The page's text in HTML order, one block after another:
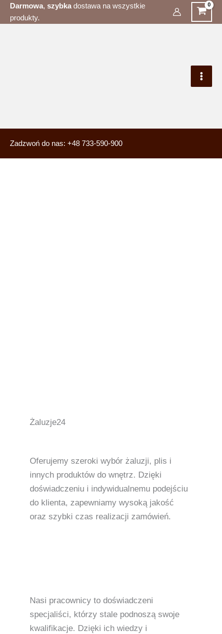
Przejdź
Darmowa, szybka dostawa na wszystkie
produkty.
Zadzwoń do nas: +48 733-590-900
Żaluzje24​
Oferujemy szeroki wybór żaluzji, plis i
innych produktów do wnętrz. Dzięki
doświadczeniu i indywidualnemu podejściu
do klienta, zapewniamy wysoką jakość
oraz szybki czas realizacji zamówień.
Nasi pracownicy to doświadczeni
specjaliści, którzy stale podnoszą swoje
kwalifikacje. Dzięki ich wiedzy i